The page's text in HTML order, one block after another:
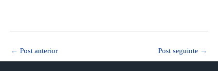
← Post anterior Post seguinte →